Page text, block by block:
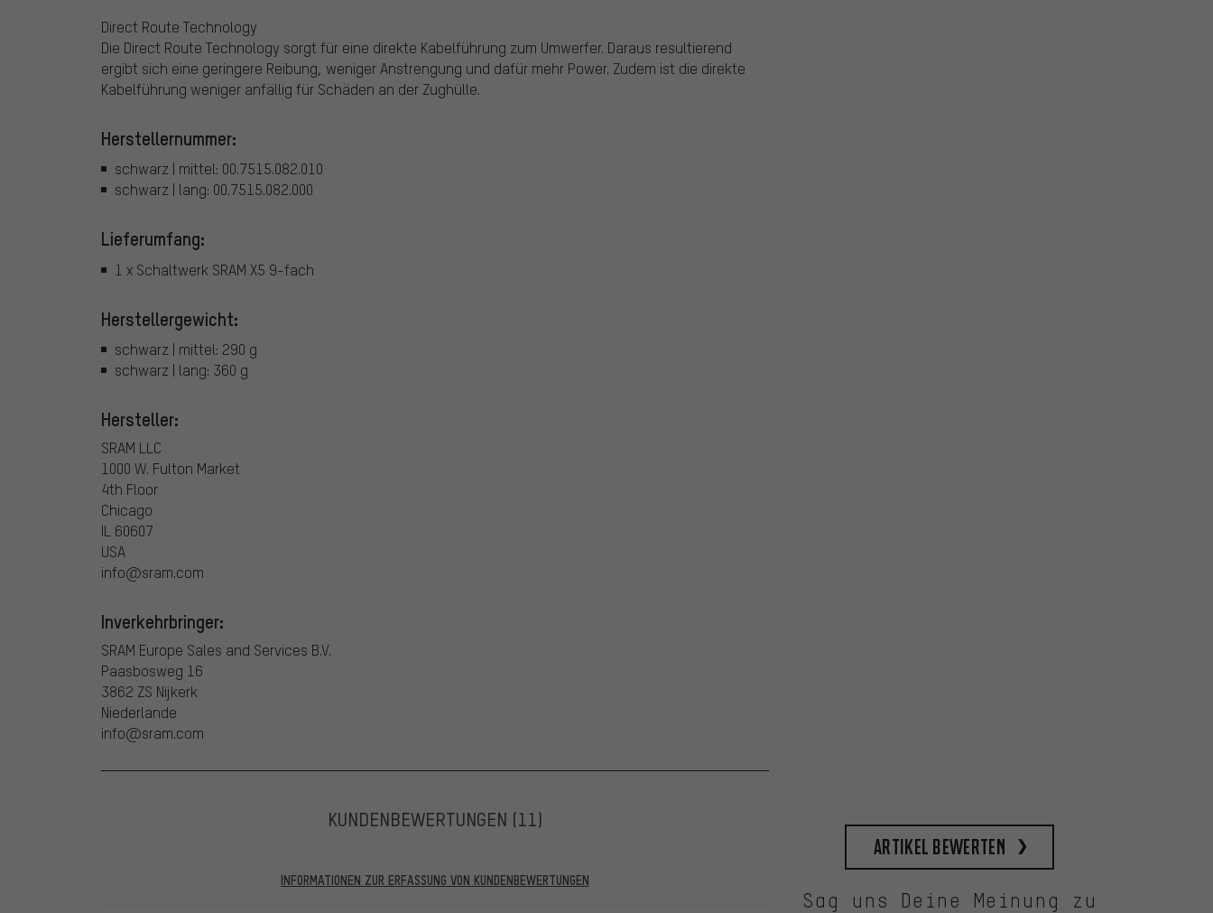
Direct Route Technology
Die Direct Route Technology sorgt für eine direkte Kabelführung zum Umwerfer. Daraus resultierend
ergibt sich eine geringere Reibung, weniger Anstrengung und dafür mehr Power. Zudem ist die direkte
Kabelführung weniger anfällig für Schäden an der Zughülle.
Herstellernummer:
schwarz | mittel: 00.7515.082.010
schwarz | lang: 00.7515.082.000
Lieferumfang:
1 x Schaltwerk SRAM X5 9-fach
Herstellergewicht:
schwarz | mittel: 290 g
schwarz | lang: 360 g
Hersteller:
SRAM LLC
1000 W. Fulton Market
4th Floor
Chicago
IL 60607
USA
info@sram.com
Inverkehrbringer:
SRAM Europe Sales and Services B.V.
Paasbosweg 16
3862 ZS Nijkerk
Niederlande
info@sram.com
KUNDENBEWERTUNGEN (11)
INFORMATIONEN ZUR ERFASSUNG VON KUNDENBEWERTUNGEN
Artikel bewerten
Sag uns Deine Meinung zu